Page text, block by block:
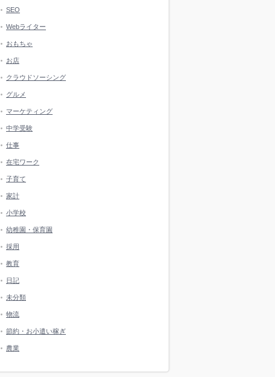
SEO
Webライター
おもちゃ
お店
クラウドソーシング
グルメ
マーケティング
中学受験
仕事
在宅ワーク
子育て
家計
小学校
幼稚園・保育園
採用
教育
日記
未分類
物流
節約・お小遣い稼ぎ
農業